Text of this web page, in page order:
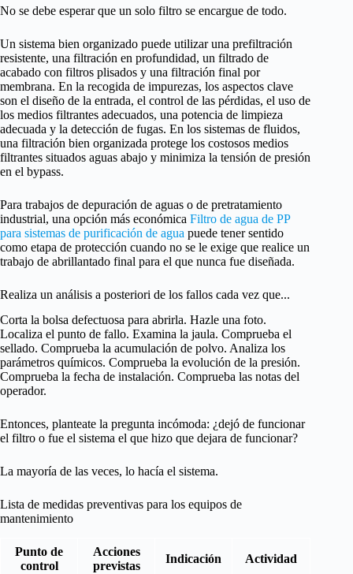
No se debe esperar que un solo filtro se encargue de todo.
Un sistema bien organizado puede utilizar una prefiltración
resistente, una filtración en profundidad, un filtrado de
acabado con filtros plisados y una filtración final por
membrana. En la recogida de impurezas, los aspectos clave
son el diseño de la entrada, el control de las pérdidas, el uso de
los medios filtrantes adecuados, una potencia de limpieza
adecuada y la detección de fugas. En los sistemas de fluidos,
una filtración bien organizada protege los costosos medios
filtrantes situados aguas abajo y minimiza la tensión de presión
en el bypass.
Para trabajos de depuración de aguas o de pretratamiento
industrial, una opción más económica Filtro de agua de PP
para sistemas de purificación de agua puede tener sentido
como etapa de protección cuando no se le exige que realice un
trabajo de abrillantado final para el que nunca fue diseñada.
Realiza un análisis a posteriori de los fallos cada vez que...
Corta la bolsa defectuosa para abrirla. Hazle una foto.
Localiza el punto de fallo. Examina la jaula. Comprueba el
sellado. Comprueba la acumulación de polvo. Analiza los
parámetros químicos. Comprueba la evolución de la presión.
Comprueba la fecha de instalación. Comprueba las notas del
operador.
Entonces, planteate la pregunta incómoda: ¿dejó de funcionar
el filtro o fue el sistema el que hizo que dejara de funcionar?
La mayoría de las veces, lo hacía el sistema.
Lista de medidas preventivas para los equipos de
mantenimiento
Punto de
control
Acciones
previstas
Indicación Actividad